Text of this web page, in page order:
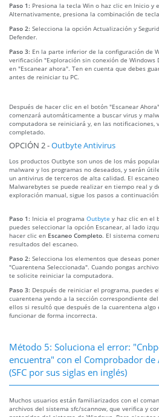
Paso 1: Presiona la tecla Win o haz clic en Inicio y
Alternativamente, presiona la combinación de
Paso 2: Selecciona la opción Actualización y
Defender.
Paso 3: En la parte inferior de la configuración de
verificación "Exploración sin conexión de
en "Escanear ahora". Ten en cuenta que debes
antes de reiniciar tu PC.
Después de hacer clic en el botón "Escanear
comenzará automáticamente a buscar virus y
computadora se reiniciará y, en las notificaciones,
completado.
OPCIÓN 2 -Outbyte Antivirus
Los productos Outbyte son unos de los más
malware y los programas no deseados, y serán
un antivirus de terceros de alta calidad. El
Malwarebytes se puede realizar en tiempo real y
exploración manual, sigue los pasos a continuación:
Paso 1: Inicia el programa Outbyte y haz clic en el
puedes seleccionar la opción Escanear, al lado
hacer clic en Escaneo Completo. El sistema
resultados del escaneo.
Paso 2: Selecciona los elementos que deseas
"Cuarentena Seleccionada". Cuando pongas
te solicite reiniciar la computadora.
Paso 3: Después de reiniciar el programa, puedes
cuarentena yendo a la sección correspondiente
ellos si resultó que después de la cuarentena algo
funcionar de forma incorrecta.
Método 5: Soluciona el error:
encuentra" con el Comprobador de
(SFC por sus siglas en inglés)
Muchos usuarios están familiarizados con el
archivos del sistema sfc/scannow, que verifica y